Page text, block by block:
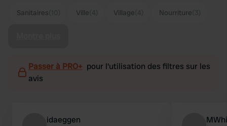
Sanitaires Ville Village Nourriture
Passer à PRO+ pour l'utilisation des filtres sur les
avis
idaeggen